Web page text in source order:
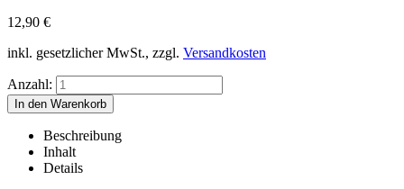
12,90 €
inkl. gesetzlicher MwSt., zzgl. Versandkosten
Anzahl:
Beschreibung
Inhalt
Details